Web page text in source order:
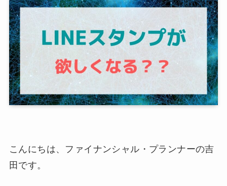
こんにちは、ファイナンシャル・プランナーの吉
田です。